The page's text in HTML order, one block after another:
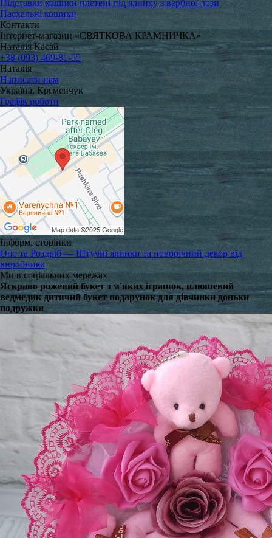
Підставки кошики плетені під ялинку з вербної лози
Пасхальні кошики
Контакти
Інтернет-магазин «СВЯТКОВА КРАМНИЧКА»
Наталія Касай
+38 (093) 469-81-55
Наталія
Написати нам
Україна, Кременчук
Графік роботи
Інформ. сторінки
Опт та Роздріб — Штучні ялинки та новорічний декор від
виробника
Ми в соціальних мережах
Яскраво рожевий букет з м'яких іграшок, плюшевий
ведмедик дитячий букет подарунок для дівчинки доньки
подружки